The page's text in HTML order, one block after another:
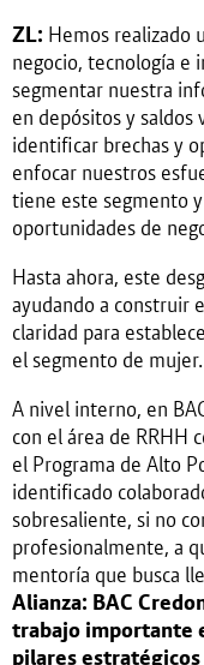
ZL: Hemos realizado
negocio, tecnología e
segmentar nuestra
en depósitos y
identificar brechas y
enfocar nuestros
tiene este segmento
oportunidades de
Hasta ahora, este
ayudando a construir
claridad para
el segmento de mujer.
A nivel interno, en
con el área de RRHH
el Programa de Alto
identificado
sobresaliente, si no
profesionalmente, a
mentoría que busca
Alianza: BAC
trabajo importante
pilares